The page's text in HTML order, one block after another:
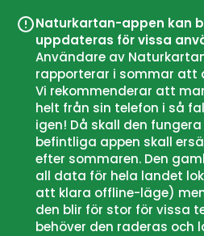
Naturkartan-appen kan
uppdateras för vissa
Användare av
rapporterar i sommar att
Vi rekommenderar att
helt från sin telefon i så
igen! Då skall den
befintliga appen skall
efter sommaren. Den
all data för hela landet
att klara offline-läge)
den blir för stor för vissa
behöver den raderas och